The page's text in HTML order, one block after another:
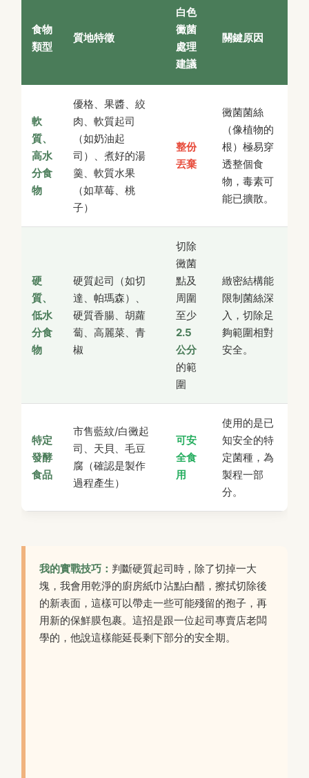
食物
類型
質地特徵
白色
黴菌
處理
建議
關鍵原因
軟
質、
高水
分食
物
優格、果醬、絞
肉、軟質起司
（如奶油起
司）、煮好的湯
羹、軟質水果
（如草莓、桃
子）
整份
丟棄
黴菌菌絲
（像植物的
根）極易穿
透整個食
物，毒素可
能已擴散。
硬
質、
低水
分食
物
硬質起司（如切
達、帕瑪森）、
硬質香腸、胡蘿
蔔、高麗菜、青
椒
切除
黴菌
點及
周圍
至少
2.5
公分
的範
圍
緻密結構能
限制菌絲深
入，切除足
夠範圍相對
安全。
特定
發酵
食品
市售藍紋/白黴起
司、天貝、毛豆
腐（確認是製作
過程產生）
可安
全食
用
使用的是已
知安全的特
定菌種，為
製程一部
分。
我的實戰技巧： 判斷硬質起司時，除了切掉一大
塊，我會用乾淨的廚房紙巾沾點白醋，擦拭切除後
的新表面，這樣可以帶走一些可能殘留的孢子，再
用新的保鮮膜包裹。這招是跟一位起司專賣店老闆
學的，他說這樣能延長剩下部分的安全期。